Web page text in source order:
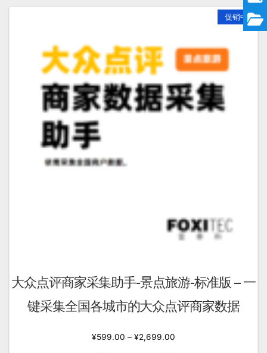
促销中
大众点评商家采集助手-景点旅游-标准版 – 一
键采集全国各城市的大众点评商家数据
¥599.00 – ¥2,699.00